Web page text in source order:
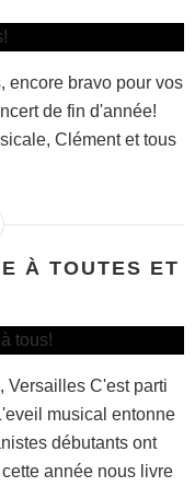
encore bravo pour vos
de fin d'année!
Clément et tous
À TOUTES ET
Versailles C'est parti
musical entonne
débutants ont
année nous livre